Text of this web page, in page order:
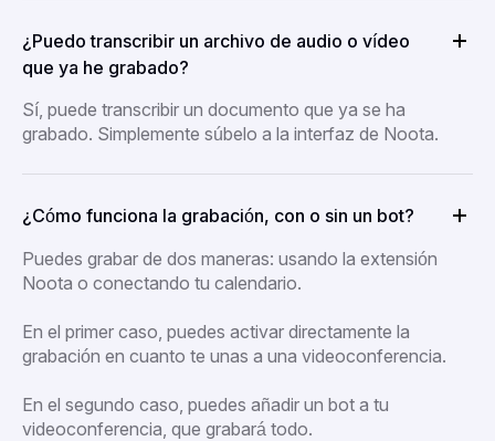
¿Puedo transcribir un archivo de audio o vídeo
que ya he grabado?
Sí, puede transcribir un documento que ya se ha
grabado. Simplemente súbelo a la interfaz de Noota.
¿Cómo funciona la grabación, con o sin un bot?
Puedes grabar de dos maneras: usando la extensión
Noota o conectando tu calendario.
En el primer caso, puedes activar directamente la
grabación en cuanto te unas a una videoconferencia.
En el segundo caso, puedes añadir un bot a tu
videoconferencia, que grabará todo.